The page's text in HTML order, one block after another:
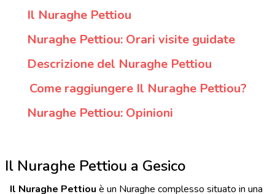
Il Nuraghe Pettiou
Nuraghe Pettiou: Orari visite guidate
Descrizione del Nuraghe Pettiou
Come raggiungere Il Nuraghe Pettiou?
Nuraghe Pettiou: Opinioni
Il Nuraghe Pettiou a Gesico
Il Nuraghe Pettiou è un Nuraghe complesso situato in una